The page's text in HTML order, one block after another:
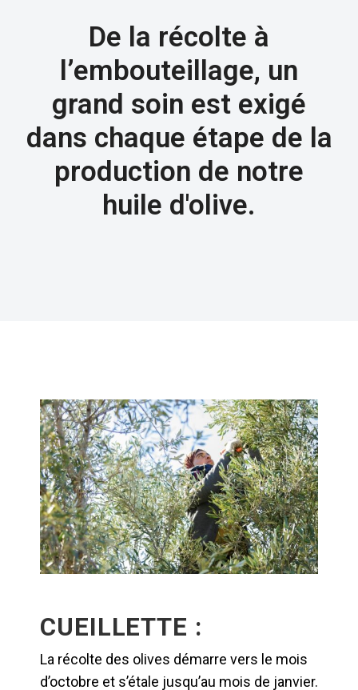
De la récolte à
l’embouteillage, un
grand soin est exigé
dans chaque étape de la
production de notre
huile d'olive.
CUEILLETTE :
La récolte des olives démarre vers le mois
d’octobre et s’étale jusqu’au mois de janvier.